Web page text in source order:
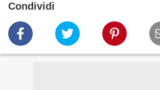
Condividi